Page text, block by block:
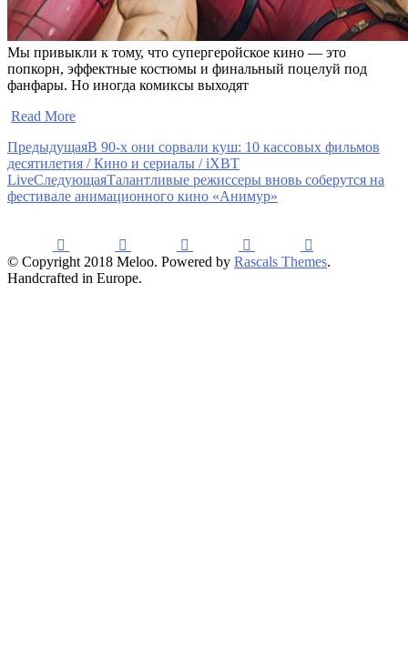
Мы привыкли к тому, что супергеройское кино — это
попкорн, эффектные костюмы и финальный поцелуй под
фанфары. Но иногда комиксы выходят
Read More
ПредыдущаяВ 90-х они сорвали куш: 10 кассовых фильмов
десятилетия / Кино и сериалы / iXBT
LiveСледующаяТалантливые режиссеры вновь соберутся на
фестивале анимационного кино «Анимур»
© Copyright 2018 Meloo. Powered by Rascals Themes.
Handcrafted in Europe.